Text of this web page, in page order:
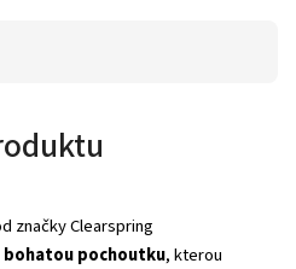
značky Clearspring
pochoutku, kterou